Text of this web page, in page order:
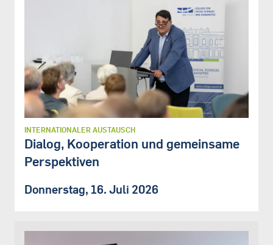
INTERNATIONALER AUSTAUSCH
Dialog, Kooperation und gemeinsame
Perspektiven
Donnerstag, 16. Juli 2026